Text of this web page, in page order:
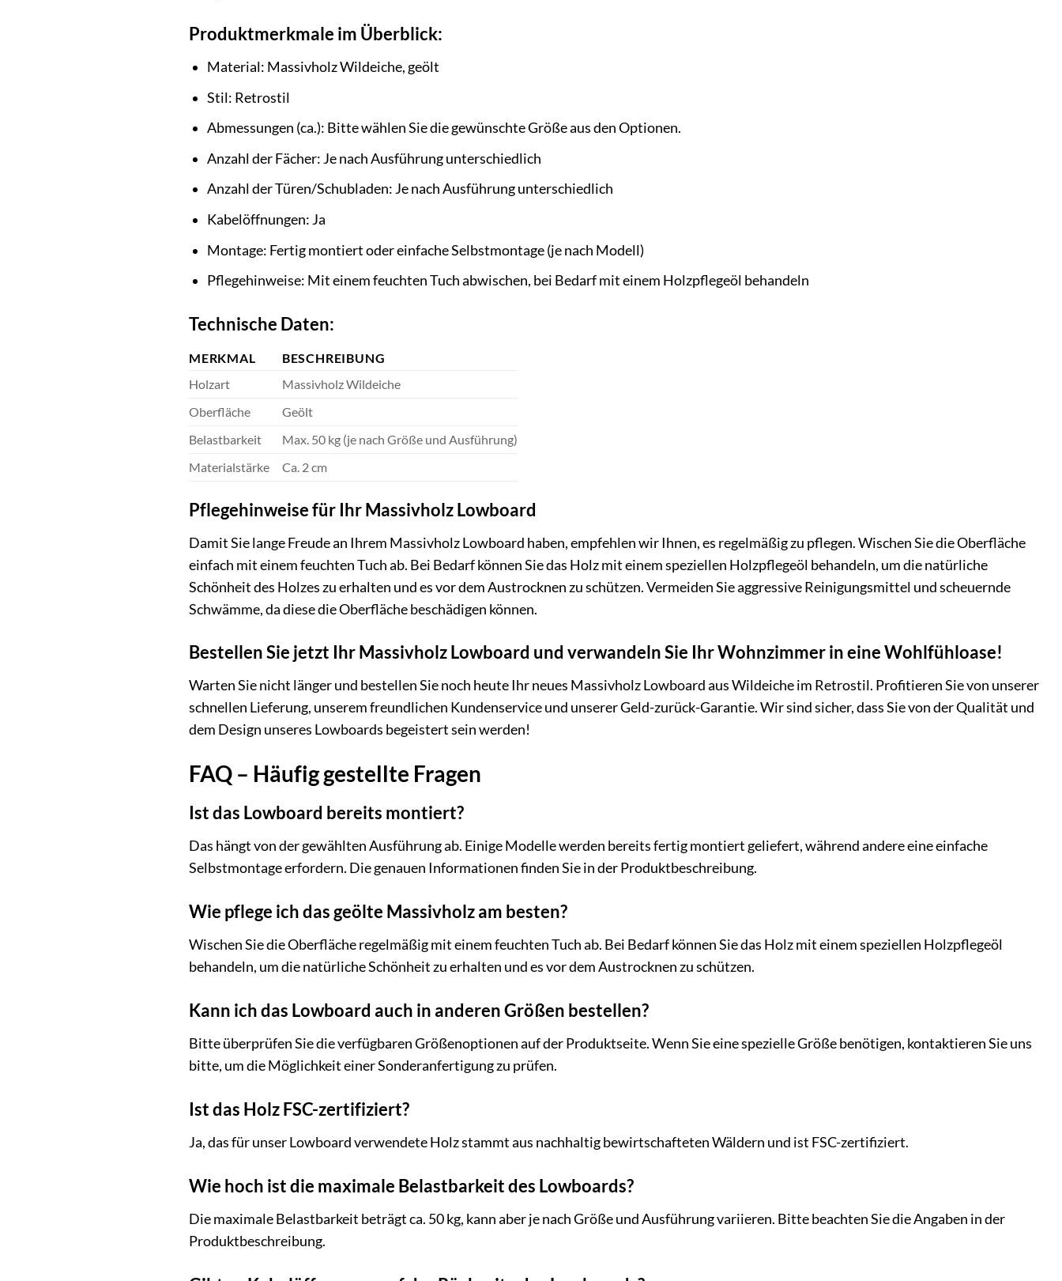
Produktmerkmale im Überblick:
Material: Massivholz Wildeiche, geölt
Stil: Retrostil
Abmessungen (ca.): Bitte wählen Sie die gewünschte Größe aus den Optionen.
Anzahl der Fächer: Je nach Ausführung unterschiedlich
Anzahl der Türen/Schubladen: Je nach Ausführung unterschiedlich
Kabelöffnungen: Ja
Montage: Fertig montiert oder einfache Selbstmontage (je nach Modell)
Pflegehinweise: Mit einem feuchten Tuch abwischen, bei Bedarf mit einem Holzpflegeöl behandeln
Technische Daten:
MERKMAL
BESCHREIBUNG
Holzart
Massivholz Wildeiche
Oberfläche
Geölt
Belastbarkeit
Max. 50 kg (je nach Größe und Ausführung)
Materialstärke
Ca. 2 cm
Pflegehinweise für Ihr Massivholz Lowboard
Damit Sie lange Freude an Ihrem Massivholz Lowboard haben, empfehlen wir Ihnen, es regelmäßig zu pflegen. Wischen Sie die Oberfläche
einfach mit einem feuchten Tuch ab. Bei Bedarf können Sie das Holz mit einem speziellen Holzpflegeöl behandeln, um die natürliche
Schönheit des Holzes zu erhalten und es vor dem Austrocknen zu schützen. Vermeiden Sie aggressive Reinigungsmittel und scheuernde
Schwämme, da diese die Oberfläche beschädigen können.
Bestellen Sie jetzt Ihr Massivholz Lowboard und verwandeln Sie Ihr Wohnzimmer in eine Wohlfühloase!
Warten Sie nicht länger und bestellen Sie noch heute Ihr neues Massivholz Lowboard aus Wildeiche im Retrostil. Profitieren Sie von unserer
schnellen Lieferung, unserem freundlichen Kundenservice und unserer Geld-zurück-Garantie. Wir sind sicher, dass Sie von der Qualität und
dem Design unseres Lowboards begeistert sein werden!
FAQ – Häufig gestellte Fragen
Ist das Lowboard bereits montiert?
Das hängt von der gewählten Ausführung ab. Einige Modelle werden bereits fertig montiert geliefert, während andere eine einfache
Selbstmontage erfordern. Die genauen Informationen finden Sie in der Produktbeschreibung.
Wie pflege ich das geölte Massivholz am besten?
Wischen Sie die Oberfläche regelmäßig mit einem feuchten Tuch ab. Bei Bedarf können Sie das Holz mit einem speziellen Holzpflegeöl
behandeln, um die natürliche Schönheit zu erhalten und es vor dem Austrocknen zu schützen.
Kann ich das Lowboard auch in anderen Größen bestellen?
Bitte überprüfen Sie die verfügbaren Größenoptionen auf der Produktseite. Wenn Sie eine spezielle Größe benötigen, kontaktieren Sie uns
bitte, um die Möglichkeit einer Sonderanfertigung zu prüfen.
Ist das Holz FSC-zertifiziert?
Ja, das für unser Lowboard verwendete Holz stammt aus nachhaltig bewirtschafteten Wäldern und ist FSC-zertifiziert.
Wie hoch ist die maximale Belastbarkeit des Lowboards?
Die maximale Belastbarkeit beträgt ca. 50 kg, kann aber je nach Größe und Ausführung variieren. Bitte beachten Sie die Angaben in der
Produktbeschreibung.